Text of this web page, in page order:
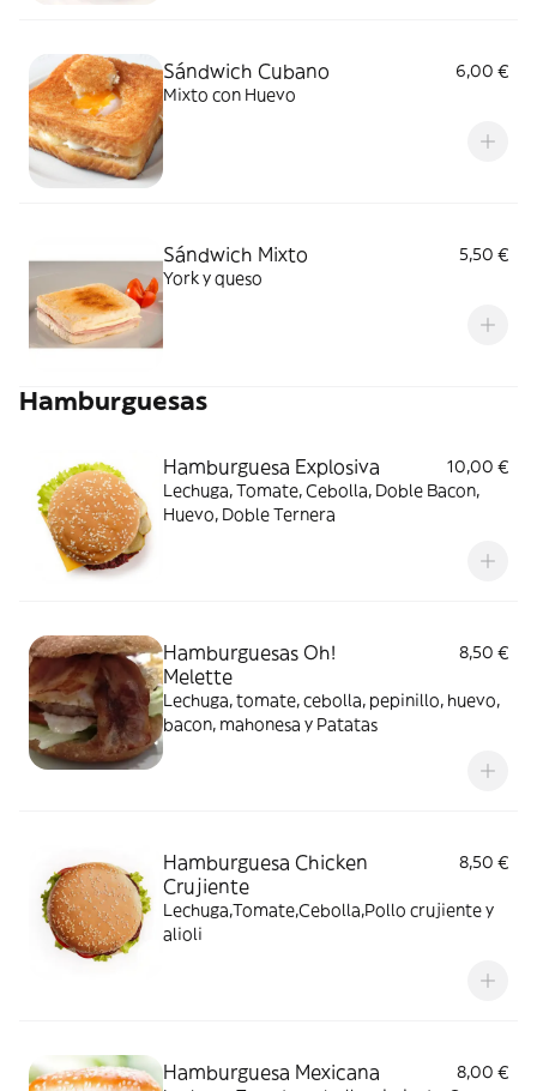
Sándwich Cubano
6,00 €
Mixto con Huevo
Sándwich Mixto
5,50 €
York y queso
Hamburguesas
Hamburguesa Explosiva
10,00 €
Lechuga, Tomate, Cebolla, Doble Bacon,
Huevo, Doble Ternera
Hamburguesas Oh!
Melette
8,50 €
Lechuga, tomate, cebolla, pepinillo, huevo,
bacon, mahonesa y Patatas
Hamburguesa Chicken
Crujiente
8,50 €
Lechuga,Tomate,Cebolla,Pollo crujiente y
alioli
Hamburguesa Mexicana
8,00 €